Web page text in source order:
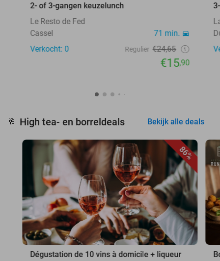
2- of 3-gangen keuzelunch
Le Resto de Fed
Cassel
71 min.
Verkocht: 0
Regulier €24,65
€15,90
🥂 High tea- en borreldeals Bekijk alle deals
86%
Dégustation de 10 vins à domicile + liqueur